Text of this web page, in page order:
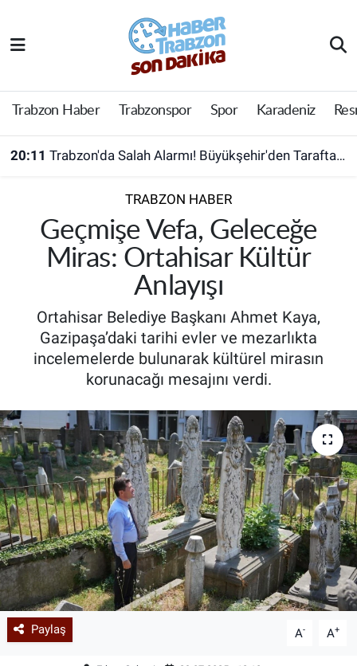
Trabzon Haber Trabzonspor Spor Karadeniz
20:11 Trabzon'da Salah Alarmı! Büyükşehir'den Taraftara Ücretsiz Ulaşım Hamlesi
TRABZON HABER
Geçmişe Vefa, Geleceğe
Miras: Ortahisar Kültür
Anlayışı
Ortahisar Belediye Başkanı Ahmet Kaya,
Gazipaşa’daki tarihi evler ve mezarlıkta
incelemelerde bulunarak kültürel mirasın
korunacağı mesajını verdi.
Paylaş A- A+
Trabzon Haber
Trabzonspor
Resmi Reklam
Yazarlar
Trabzon Nöbetçi Eczaneler
Trabzon Hava Durumu
Süper Lig Puan Durumu ve Fikstür
Tüm Manşetler
Haber Arşivi